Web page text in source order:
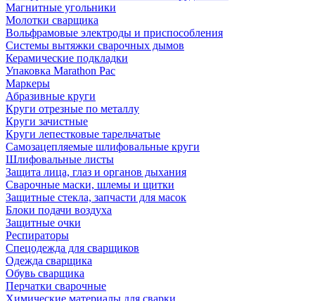
Магнитные угольники
Молотки сварщика
Вольфрамовые электроды и приспособления
Системы вытяжки сварочных дымов
Керамические подкладки
Упаковка Marathon Pac
Маркеры
Абразивные круги
Круги отрезные по металлу
Круги зачистные
Круги лепестковые тарельчатые
Самозацепляемые шлифовальные круги
Шлифовальные листы
Защита лица, глаз и органов дыхания
Сварочные маски, шлемы и щитки
Защитные стекла, запчасти для масок
Блоки подачи воздуха
Защитные очки
Респираторы
Спецодежда для сварщиков
Одежда сварщика
Обувь сварщика
Перчатки сварочные
Химические материалы для сварки